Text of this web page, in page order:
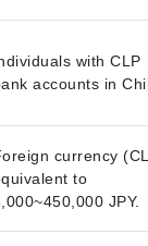
with CLP
accounts in
currency
to
JPY.